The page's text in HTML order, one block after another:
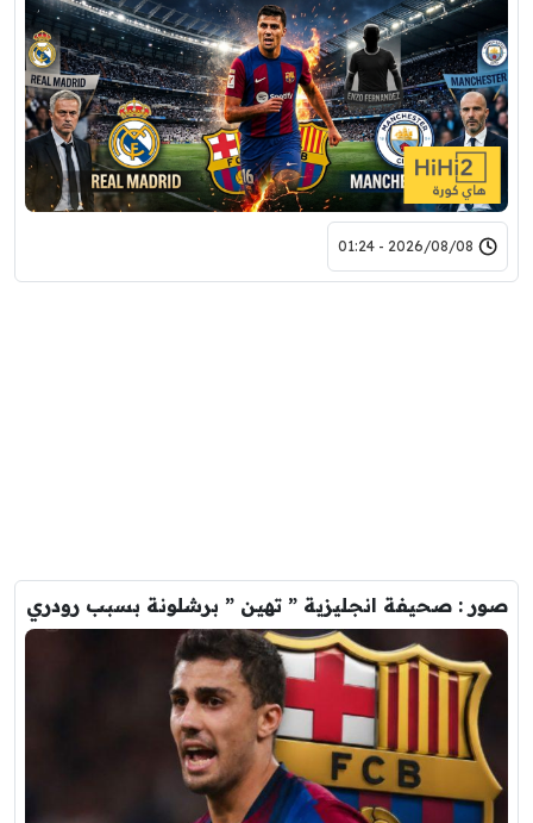
2026/08/08 - 01:24
صور : صحيفة انجليزية ” تهين ” برشلونة بسبب رودري